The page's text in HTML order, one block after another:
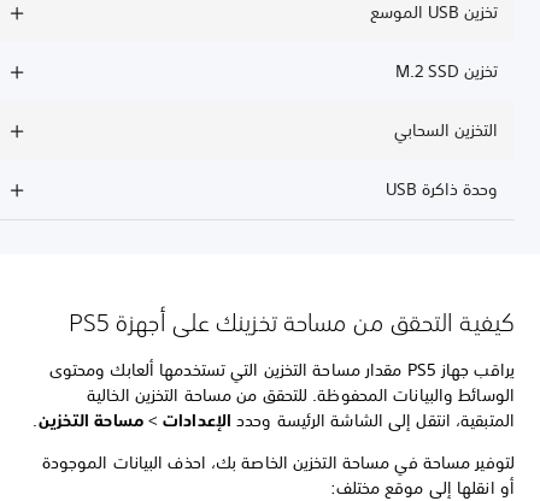
تخزين USB الموسع
تخزين M.2 SSD
التخزين السحابي
وحدة ذاكرة USB
كيفية التحقق من مساحة تخزينك على أجهزة PS5
يراقب جهاز PS5 مقدار مساحة التخزين التي تستخدمها ألعابك ومحتوى
الوسائط والبيانات المحفوظة. للتحقق من مساحة التخزين الخالية
المتبقية، انتقل إلى الشاشة الرئيسة وحددالإعدادات>مساحة التخزين.
لتوفير مساحة في مساحة التخزين الخاصة بك، احذف البيانات الموجودة
أو انقلها إلى موقع مختلف: